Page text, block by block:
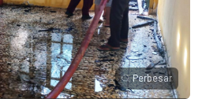
Perbesar